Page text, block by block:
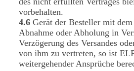
vorbehalten.
4.6 Gerät der Besteller mit
Abnahme oder Abholung in
Verzögerung des Versandes
von ihm zu vertreten, so ist
weitergehender Ansprüche